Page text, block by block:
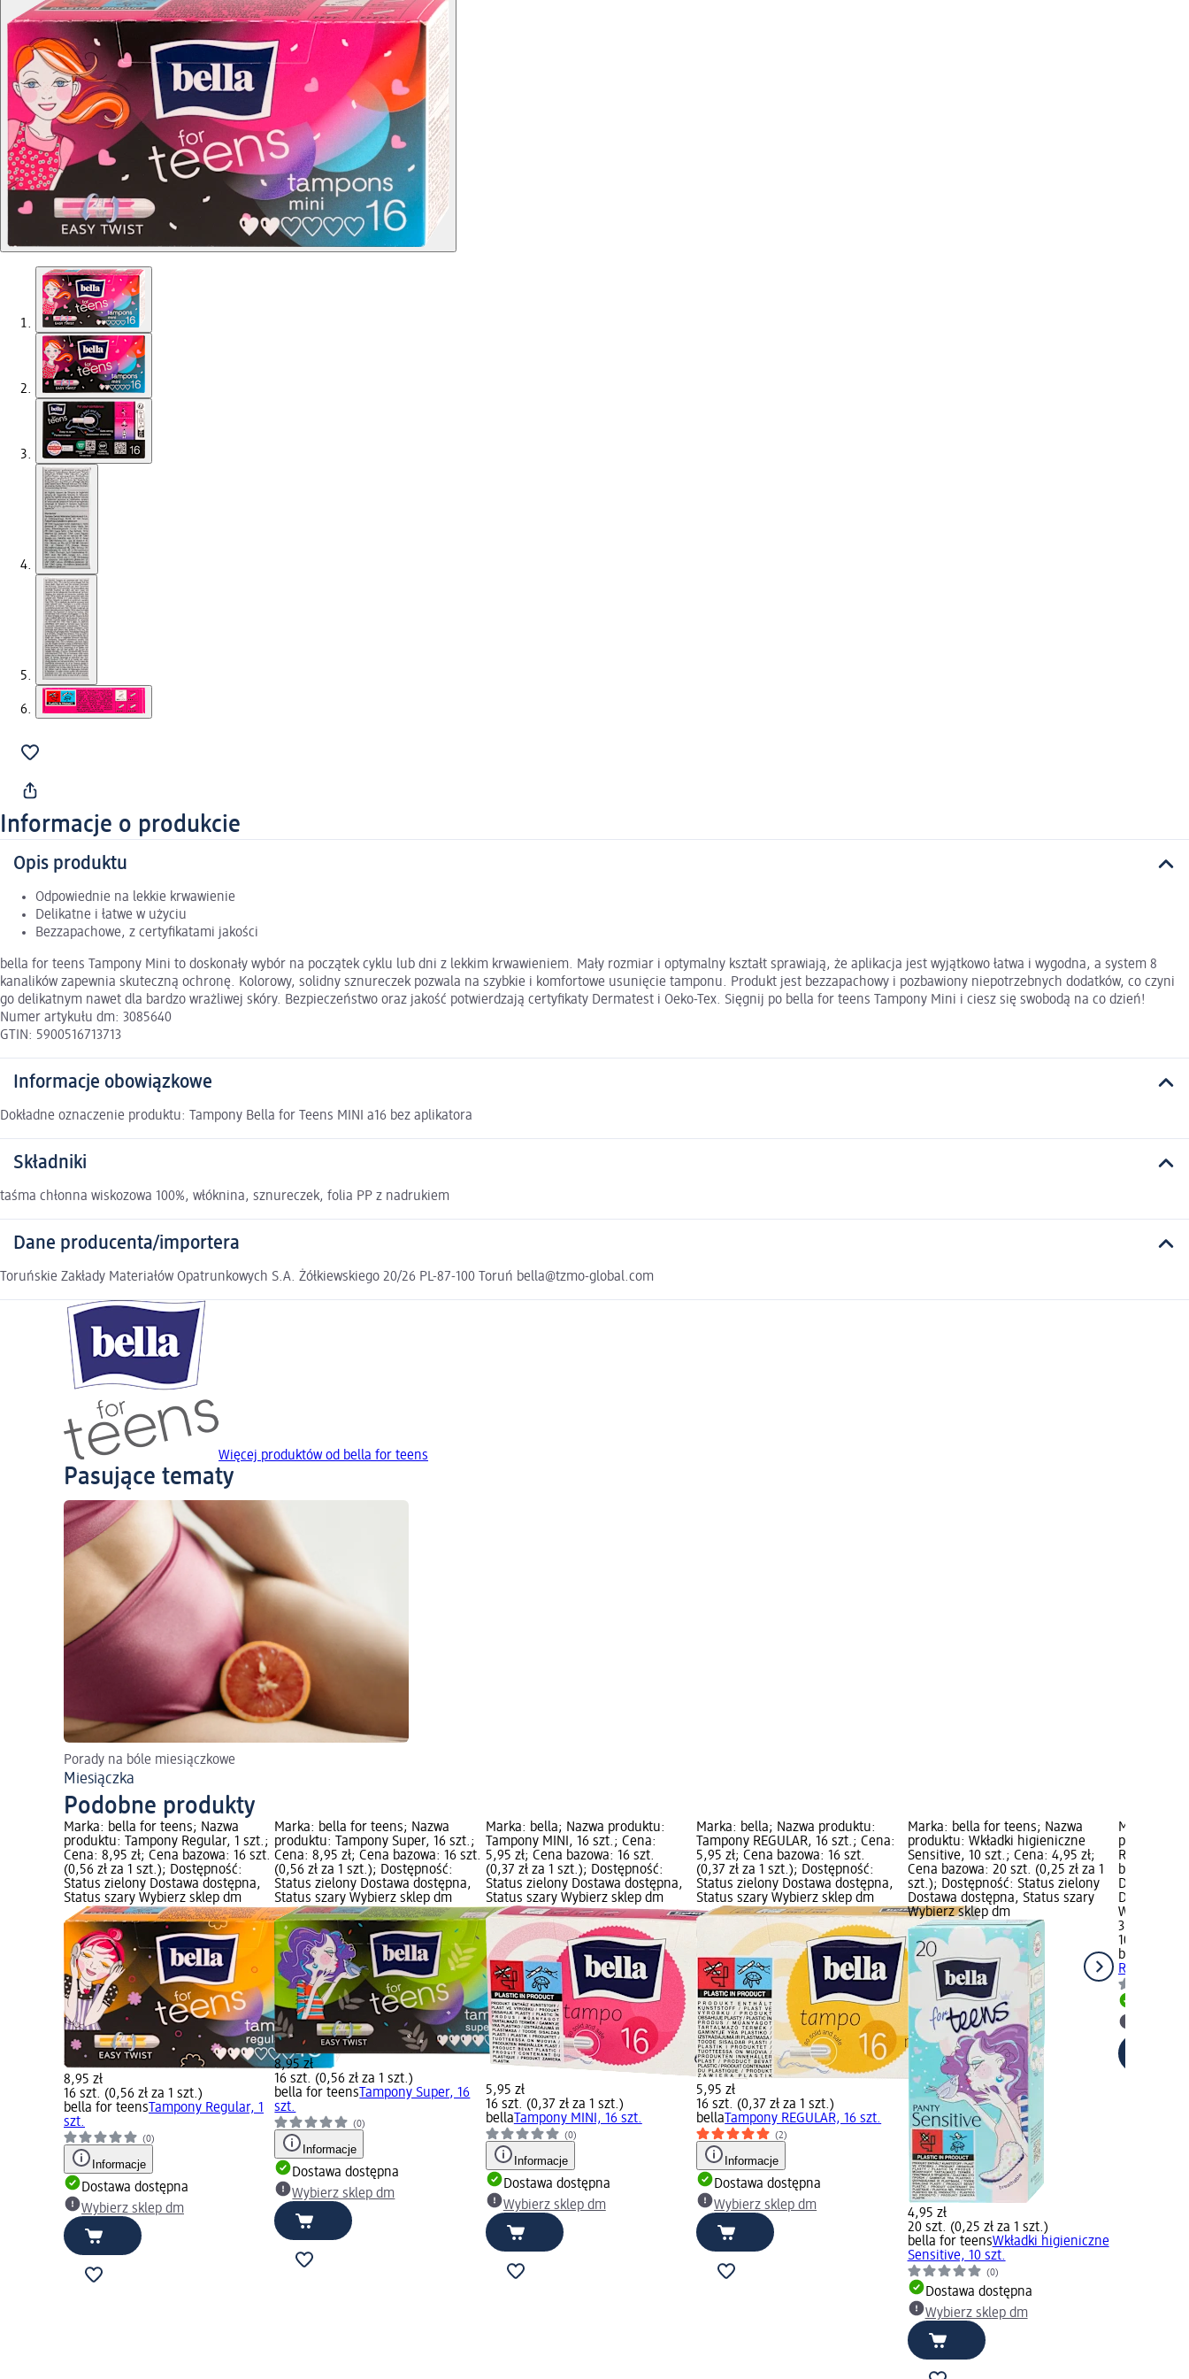
Informacje o produkcie
Opis produktu
Odpowiednie na lekkie krwawienie
Delikatne i łatwe w użyciu
Bezzapachowe, z certyfikatami jakości
bella for teens Tampony Mini to doskonały wybór na początek cyklu lub dni z lekkim krwawieniem. Mały rozmiar i optymalny kształt sprawiają, że aplikacja jest wyjątkowo łatwa i wygodna, a system 8
kanalików zapewnia skuteczną ochronę. Kolorowy, solidny sznureczek pozwala na szybkie i komfortowe usunięcie tamponu. Produkt jest bezzapachowy i pozbawiony niepotrzebnych dodatków, co czyni
go delikatnym nawet dla bardzo wrażliwej skóry. Bezpieczeństwo oraz jakość potwierdzają certyfikaty Dermatest i Oeko-Tex. Sięgnij po bella for teens Tampony Mini i ciesz się swobodą na co dzień!
Numer artykułu dm: 3085640
GTIN: 5900516713713
Informacje obowiązkowe
Dokładne oznaczenie produktu: Tampony Bella for Teens MINI a16 bez aplikatora
Składniki
taśma chłonna wiskozowa 100%, włóknina, sznureczek, folia PP z nadrukiem
Dane producenta/importera
Toruńskie Zakłady Materiałów Opatrunkowych S.A. Żółkiewskiego 20/26 PL-87-100 Toruń bella@tzmo-global.com
Więcej produktów od bella for teens
Pasujące tematy
Porady na bóle miesiączkowe
Miesiączka
Podobne produkty
Marka: bella for teens; Nazwa
produktu: Tampony Regular, 1 szt.;
Cena: 8,95 zł; Cena bazowa: 16 szt.
(0,56 zł za 1 szt.); Dostępność:
Status zielony Dostawa dostępna,
Status szary Wybierz sklep dm
8,95 zł
16 szt. (0,56 zł za 1 szt.)
bella for teens Tampony Regular, 1
szt.
(0)
Informacje
Dostawa dostępna
Wybierz sklep dm
Marka: bella for teens; Nazwa
produktu: Tampony Super, 16 szt.;
Cena: 8,95 zł; Cena bazowa: 16 szt.
(0,56 zł za 1 szt.); Dostępność:
Status zielony Dostawa dostępna,
Status szary Wybierz sklep dm
8,95 zł
16 szt. (0,56 zł za 1 szt.)
bella for teens Tampony Super, 16
szt.
(0)
Informacje
Dostawa dostępna
Wybierz sklep dm
Marka: bella; Nazwa produktu:
Tampony MINI, 16 szt.; Cena:
5,95 zł; Cena bazowa: 16 szt.
(0,37 zł za 1 szt.); Dostępność:
Status zielony Dostawa dostępna,
Status szary Wybierz sklep dm
5,95 zł
16 szt. (0,37 zł za 1 szt.)
bella Tampony MINI, 16 szt.
(0)
Informacje
Dostawa dostępna
Wybierz sklep dm
Marka: bella; Nazwa produktu:
Tampony REGULAR, 16 szt.; Cena:
5,95 zł; Cena bazowa: 16 szt.
(0,37 zł za 1 szt.); Dostępność:
Status zielony Dostawa dostępna,
Status szary Wybierz sklep dm
5,95 zł
16 szt. (0,37 zł za 1 szt.)
bella Tampony REGULAR, 16 szt.
(2)
Informacje
Dostawa dostępna
Wybierz sklep dm
Marka: bella for teens; Nazwa
produktu: Wkładki higieniczne
Sensitive, 10 szt.; Cena: 4,95 zł;
Cena bazowa: 20 szt. (0,25 zł za 1
szt.); Dostępność: Status zielony
Dostawa dostępna, Status szary
Wybierz sklep dm
4,95 zł
20 szt. (0,25 zł za 1 szt.)
bella for teensWkładki higieniczne
Sensitive, 10 szt.
(0)
Dostawa dostępna
Wybierz sklep dm
Marka:
produktu:
Relax, 10
bazowa: 10
Dostawa
Wybierz
3,65 zł
10 szt.
bella for
Relax, 10